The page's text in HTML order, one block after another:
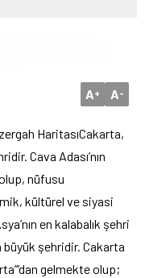
A+ A-
HaritasıCakarta,
Cava Adası’nın
nüfusu
kültürel ve siyasi
en kalabalık şehri
büyük şehridir. Cakarta
gelmekte olup;